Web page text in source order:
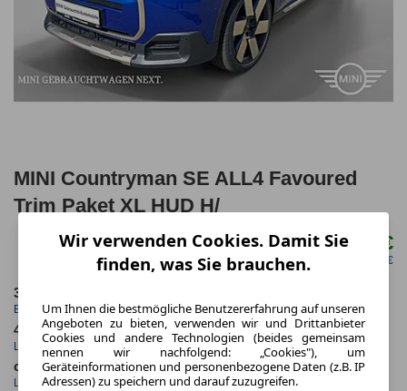
MINI Countryman SE ALL4 Favoured
Trim Paket XL HUD H/
ab mtl.528,00 €
netto mtl. 443,70 €
3.2025
Erstzulassung Jahrliche Fahrleistung
48 Monate
Laufzeit
21 km
Kilometerstand
ca. 230 kW (312 PS)
Leistung
Elektro
Kraftstoff
Wir verwenden Cookies. Damit Sie
finden, was Sie brauchen.
Um Ihnen die bestmögliche Benutzererfahrung auf unseren
Angeboten zu bieten, verwenden wir und Drittanbieter
Cookies und andere Technologien (beides gemeinsam
nennen wir nachfolgend: „Cookies"), um
Geräteinformationen und personenbezogene Daten (z.B. IP
Adressen) zu speichern und darauf zuzugreifen.